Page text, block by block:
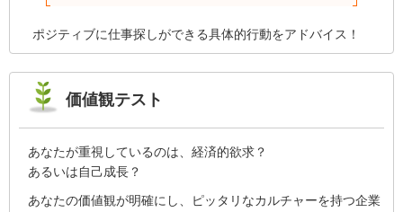
が大切です。
ポジティブに仕事探しができる具体的行動をアドバイス！
価値観テスト
あなたが重視しているのは、経済的欲求？
あるいは自己成長？
あなたの価値観が明確にし、ピッタリなカルチャーを持つ企業